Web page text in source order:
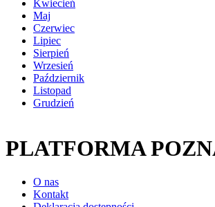
Kwiecień
Maj
Czerwiec
Lipiec
Sierpień
Wrzesień
Październik
Listopad
Grudzień
PLATFORMA
O nas
Kontakt